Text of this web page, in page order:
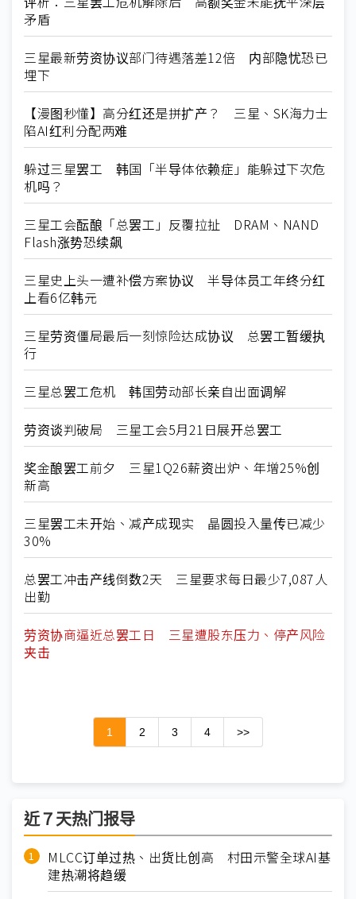
矛盾
三星最新劳资协议部门待遇落差12倍 内部隐忧恐已
埋下
【漫图秒懂】高分红还是拼扩产？ 三星、SK海力士
陷AI红利分配两难
躲过三星罢工 韩国「半导体依赖症」能躲过下次危
机吗？
三星工会酝酿「总罢工」反覆拉扯 DRAM、NAND
Flash涨势恐续飙
三星史上头一遭补偿方案协议 半导体员工年终分红
上看6亿韩元
三星劳资僵局最后一刻惊险达成协议 总罢工暂缓执
行
三星总罢工危机 韩国劳动部长亲自出面调解
劳资谈判破局 三星工会5月21日展开总罢工
奖金酿罢工前夕 三星1Q26薪资出炉、年增25%创
新高
三星罢工未开始、减产成现实 晶圆投入量传已减少
30%
总罢工冲击产线倒数2天 三星要求每日最少7,087人
出勤
劳资协商逼近总罢工日 三星遭股东压力、停产风险
夹击
1 2 3 4 >>
近７天热门报导
MLCC订单过热、出货比创高 村田示警全球AI基
建热潮将趋缓